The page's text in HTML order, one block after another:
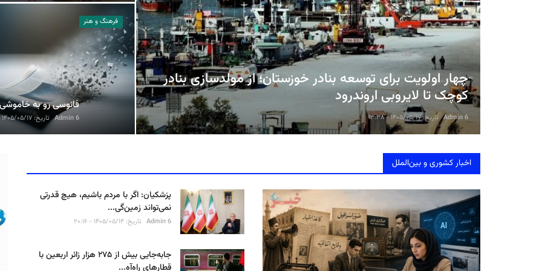
چهار اولویت برای توسعه بنادر خوزستان؛ از مولدسازی بنادر
کوچک تا لایروبی اروندرود
Admin 6 تاریخ: ۱۴۰۵/۰۵/۱۷ - ۱۳:۳۸
تداوم شرجی و دمای
تاریخ: ۱۴۰۵/۰۵/۱۷ - ۱۳:۴۰
فرهنگ و هنر
فانوسی رو به
Admin 6 تاریخ: ۱۴۰۵/۰۵/۱۷ - ۱۲:۴۸
اخبار کشوری و بین‌الملل
پزشکیان: اگر با مردم باشیم، هیچ قدرتی
نمی‌تواند زمین‌گی...
Admin 6 تاریخ: ۱۴۰۵/۰۵/۱۴ - ۲۰:۱۶
جابه‌جایی بیش از ۲۷۵ هزار زائر اربعین با
قطارهای راه‌آه...